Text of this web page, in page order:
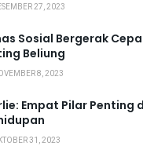
27, 2023
Sosial Bergerak
Beliung
8, 2023
Empat Pilar Penting
31, 2023